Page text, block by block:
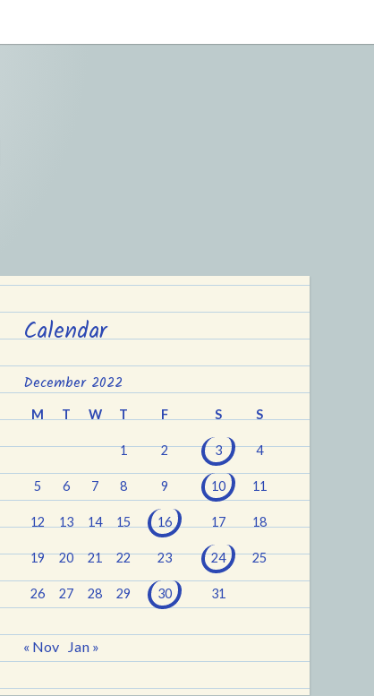
Calendar
December 2022
M T W T F S S
1 2 3 4
5 6 7 8 9 10 11
12 13 14 15 16 17 18
19 20 21 22 23 24 25
26 27 28 29 30 31
« Nov Jan »